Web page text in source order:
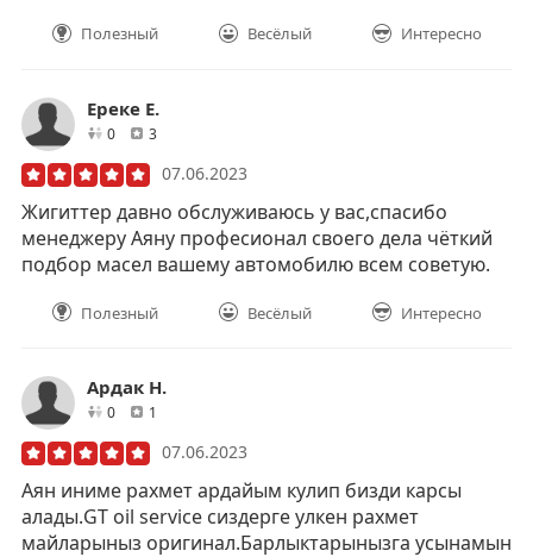
Полезный Весёлый Интересно
Ереке Е.
0друзей
3отзывов
07.06.2023
Жигиттер давно обслуживаюсь у вас,спасибо
менеджеру Аяну професионал своего дела чёткий
подбор масел вашему автомобилю всем советую.
Полезный Весёлый Интересно
Ардак Н.
0друзей1
07.06.2023
Аян иниме рахмет ардайым кулип бизди карсы
алады.GT oil service сиздерге улкен рахмет
майларыныз оригинал.Барлыктарынызга усынамын